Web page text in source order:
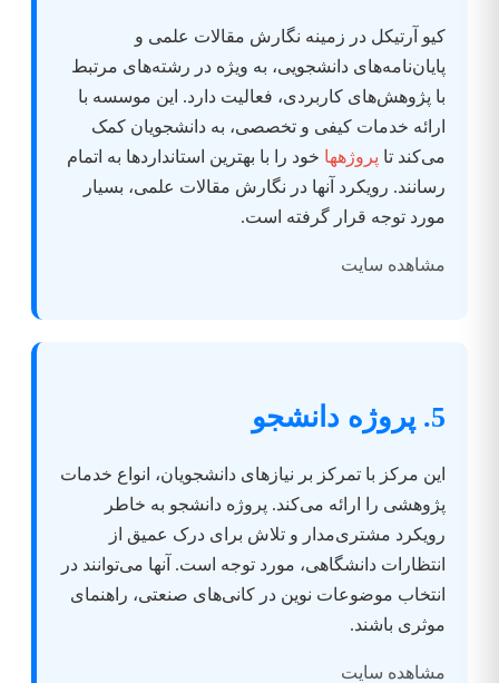
کیو آرتیکل در زمینه نگارش مقالات علمی و
پایان‌نامه‌های دانشجویی، به ویژه در رشته‌های مرتبط
با پژوهش‌های کاربردی، فعالیت دارد. این موسسه با
ارائه خدمات کیفی و تخصصی، به دانشجویان کمک
می‌کند تا پروژهها خود را با بهترین استانداردها به اتمام
رسانند. رویکرد آنها در نگارش مقالات علمی، بسیار
مورد توجه قرار گرفته است.
مشاهده سایت
5. پروژه دانشجو
این مرکز با تمرکز بر نیازهای دانشجویان، انواع خدمات
پژوهشی را ارائه می‌کند. پروژه دانشجو به خاطر
رویکرد مشتری‌مدار و تلاش برای درک عمیق از
انتظارات دانشگاهی، مورد توجه است. آنها می‌توانند در
انتخاب موضوعات نوین در کانی‌های صنعتی، راهنمای
موثری باشند.
مشاهده سایت